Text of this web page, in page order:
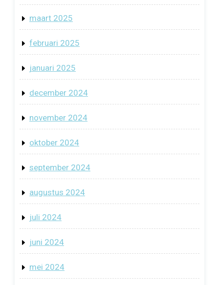
maart 2025
februari 2025
januari 2025
december 2024
november 2024
oktober 2024
september 2024
augustus 2024
juli 2024
juni 2024
mei 2024